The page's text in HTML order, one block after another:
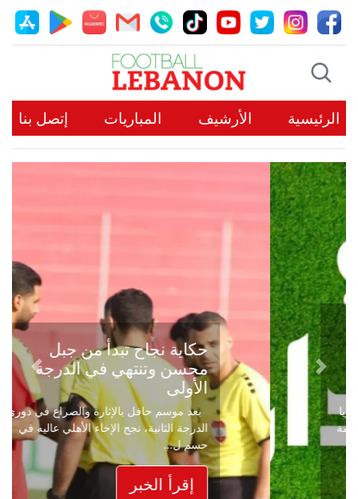
الرئيسية الأرشيف المباريات إتصل بنا
حكاية نجاح تبدأ من جبل
محسن وتنتهي في الدرجة
الأولى
بعد موسم حافل بالإثارة والصراع في دوري
الدرجة الثانية، نجح الإخاء الأهلي عاليه في
حسم ل...
إقرأ الخبر
Previous
Next